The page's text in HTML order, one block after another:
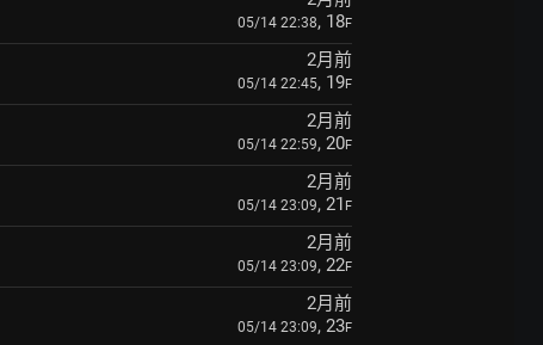
05/14 22:38, 18F
2月前
05/14 22:45, 19F
2月前
05/14 22:59, 20F
2月前
05/14 23:09, 21 F
2月前
05/14 23:09, 22F
2月前
05/14 23:09, 23F